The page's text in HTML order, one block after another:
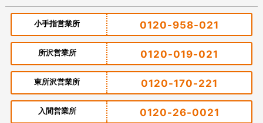
小手指営業所 0120-958-021
所沢営業所 0120-019-021
東所沢営業所 0120-170-221
入間営業所 0120-26-0021